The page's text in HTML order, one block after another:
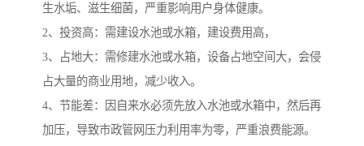
生水垢、滋生细菌，严重影响用户身体健康。
2、投资高：需建设水池或水箱，建设费用高，
3、占地大：需修建水池或水箱，设备占地空间大，会侵
占大量的商业用地，减少收入。
4、节能差：因自来水必须先放入水池或水箱中，然后再
加压，导致市政管网压力利用率为零，严重浪费能源。